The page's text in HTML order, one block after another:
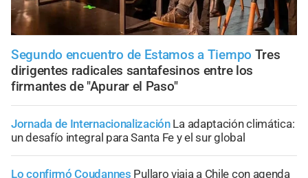
Segundo encuentro de Estamos a Tiempo Tres
dirigentes radicales santafesinos entre los
firmantes de "Apurar el Paso"
Jornada de Internacionalización La adaptación climática:
un desafío integral para Santa Fe y el sur global
Lo confirmó Coudannes Pullaro viaja a Chile con agenda